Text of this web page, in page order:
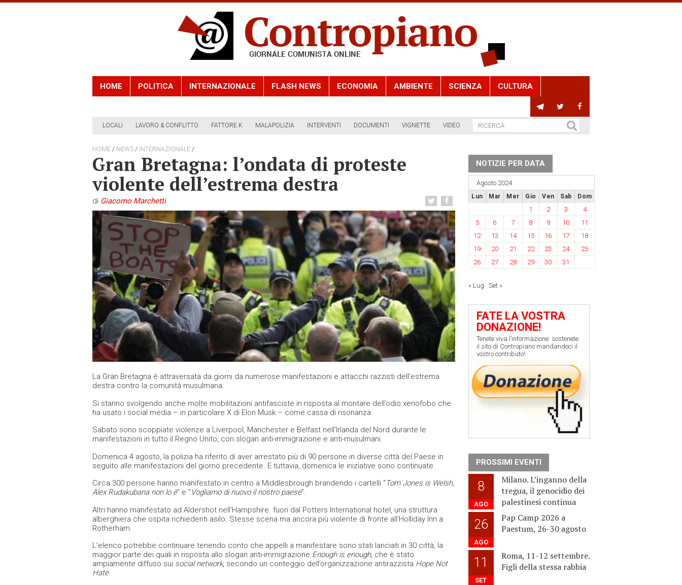
HOME POLITICA INTERNAZIONALE FLASH NEWS ECONOMIA AMBIENTE SCIENZA CULTURA
LOCALI LAVORO & CONFLITTO FATTORE K MALAPOLIZIA INTERVENTI DOCUMENTI VIGNETTE VIDEO
HOME / NEWS / INTERNAZIONALE /
Gran Bretagna: l’ondata di proteste
violente dell’estrema destra
di Giacomo Marchetti
La Gran Bretagna è attraversata da giorni da numerose manifestazioni e attacchi razzisti dell’estrema
destra contro la comunità musulmana.
Si stanno svolgendo anche molte mobilitazioni antifasciste in risposta al montare dell’odio xenofobo che
ha usato i social media – in particolare X di Elon Musk – come cassa di risonanza.
Sabato sono scoppiate violenze a Liverpool, Manchester e Belfast nell’Irlanda del Nord durante le
manifestazioni in tutto il Regno Unito, con slogan anti-immigrazione e anti-musulmani.
Domenica 4 agosto, la polizia ha riferito di aver arrestato più di 90 persone in diverse città del Paese in
seguito alle manifestazioni del giorno precedente. E tuttavia, domenica le iniziative sono continuate.
Circa 300 persone hanno manifestato in centro a Middlesbrough brandendo i cartelli “Tom Jones is Welsh,
Alex Rudakubana non lo è” e “Vogliamo di nuovo il nostro paese”.
Altri hanno manifestato ad Aldershot nell’Hampshire. fuori dal Potters International hotel, una struttura
alberghiera che ospita richiedenti asilo. Stesse scena ma ancora più violente di fronte all’Holliday Inn a
Rotherham.
L’elenco potrebbe continuare tenendo conto che appelli a manifestare sono stati lanciati in 30 città, la
maggior parte dei quali in risposta allo slogan anti-immigrazione Enough is enough, che è stato
ampiamente diffuso sui social network, secondo un conteggio dell’organizzazione antirazzista Hope Not
Hate.
NOTIZIE PER DATA
Agosto 2024
Lun Mar Mer Gio Ven Sab Dom
1 2 3
4
5
6 7 8 9 10
11
12
13 14 15 16 17
18
19
20 21 22 23 24
25
26
27 28 29 30 31
« Lug Set »
FATE LA VOSTRA
DONAZIONE!
Tenete viva l’informazione: sostenete
il sito di Contropiano mandandoci il
vostro contributo!
PROSSIMI EVENTI
8
AGO
Milano. L’inganno della
tregua, il genocidio dei
palestinesi continua
26
AGO
Pap Camp 2026 a
Paestum, 26-30 agosto
11
SET
Roma, 11-12 settembre.
Figli della stessa rabbia